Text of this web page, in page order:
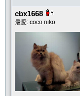
cbx1668
最愛: coco niko